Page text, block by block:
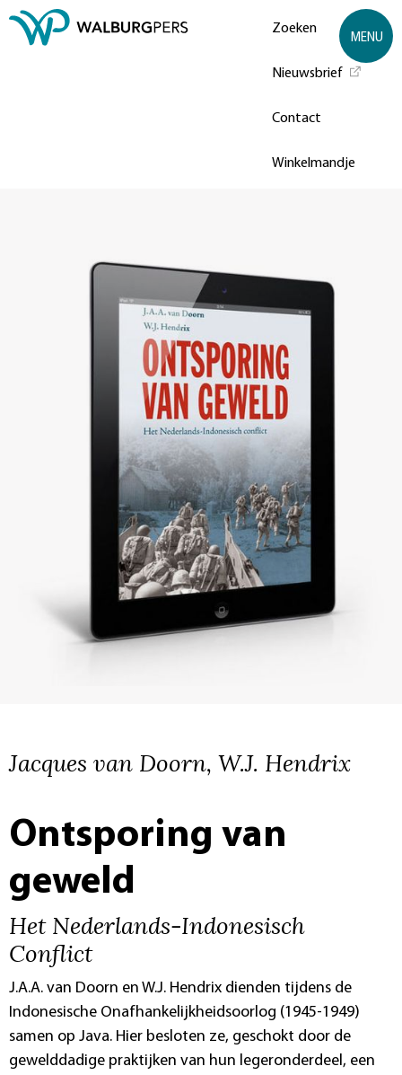
Zoeken
Nieuwsbrief
Contact
Winkelmandje
MENU
Jacques van Doorn, W.J. Hendrix
Ontsporing van
geweld
Het Nederlands-Indonesisch
Conflict
J.A.A. van Doorn en W.J. Hendrix dienden tijdens de
Indonesische Onafhankelijkheidsoorlog (1945-1949)
samen op Java. Hier besloten ze, geschokt door de
gewelddadige praktijken van hun legeronderdeel, een